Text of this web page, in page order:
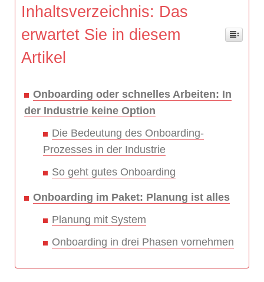
Inhaltsverzeichnis: Das
erwartet Sie in diesem
Artikel
Onboarding oder schnelles Arbeiten: In
der Industrie keine Option
Die Bedeutung des Onboarding-
Prozesses in der Industrie
So geht gutes Onboarding
Onboarding im Paket: Planung ist alles
Planung mit System
Onboarding in drei Phasen vornehmen